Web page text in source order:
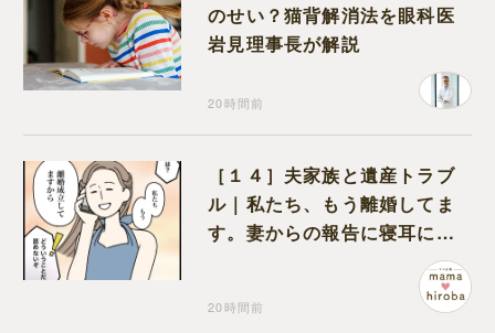
のせい？猫背解消法を眼科医
岩見理事長が解説
20時間前
［１４］夫家族と遺産トラブ
ル｜私たち、もう離婚してま
す。妻からの報告に寝耳に水
20時間前